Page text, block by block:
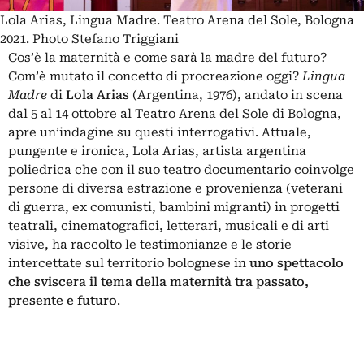
Lola Arias, Lingua Madre. Teatro Arena del Sole, Bologna
2021. Photo Stefano Triggiani
Cos’è la maternità e come sarà la madre del futuro?
Com’è mutato il concetto di procreazione oggi?Lingua
Madre di Lola Arias (Argentina, 1976), andato in scena
dal 5 al 14 ottobre al Teatro Arena del Sole di Bologna,
apre un’indagine su questi interrogativi. Attuale,
pungente e ironica, Lola Arias, artista argentina
poliedrica che con il suo teatro documentario coinvolge
persone di diversa estrazione e provenienza (veterani
di guerra, ex comunisti, bambini migranti) in progetti
teatrali, cinematografici, letterari, musicali e di arti
visive, ha raccolto le testimonianze e le storie
intercettate sul territorio bolognese in uno spettacolo
che sviscera il tema della maternità tra passato,
presente e futuro.